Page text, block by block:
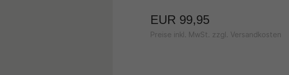
EUR 99,95
Preise inkl. MwSt. zzgl. Versandkosten